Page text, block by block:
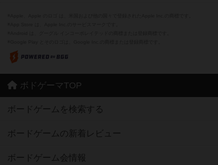
ボドゲーマTOP
ボードゲームを検索する
ボードゲームの新着レビュー
ボードゲーム会情報